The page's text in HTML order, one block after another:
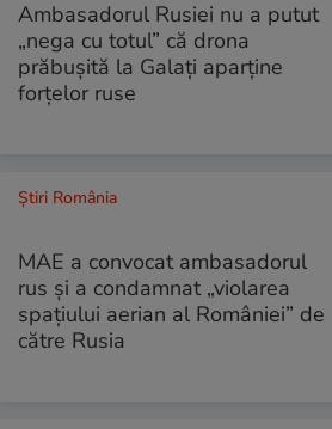
Ambasadorul Rusiei nu a putut
„nega cu totul” că drona
prăbușită la Galați aparține
forțelor ruse
Știri România
MAE a convocat ambasadorul
rus și a condamnat „violarea
spațiului aerian al României” de
către Rusia